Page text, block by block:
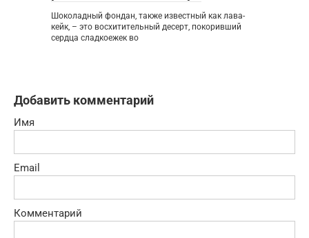
Шоколадный фондан, также известный как лава-
кейк, – это восхитительный десерт, покоривший
сердца сладкоежек во
Добавить комментарий
Имя
Email
Комментарий